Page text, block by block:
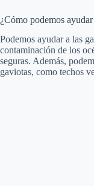
¿Cómo podemos
Podemos ayudar a las
contaminación de los
seguras. Además,
gaviotas, como techos